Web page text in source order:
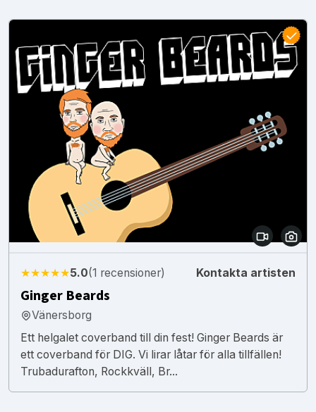
★★★★★5.0(1 recensioner) Kontakta artisten
Ginger Beards
Vänersborg
Ett helgalet coverband till din fest! Ginger Beards är
ett coverband för DIG. Vi lirar låtar för alla tillfällen!
Trubadurafton, Rockkväll, Br...